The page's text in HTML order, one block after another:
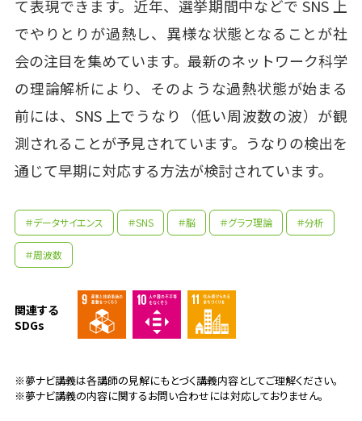
て表現できます。近年、選挙期間中などで SNS 上
でやりとりが過熱し、異様な状態となることが社
会の注目を集めています。最新のネットワーク科学
の理論解析により、そのような過熱状態が始まる
前には、SNS 上でうなり（低い周波数の波）が観
測されることが予見されています。うなりの検出を
通じて早期に対応する方法が検討されています。
＃データサイエンス ＃SNS ＃脳 ＃グラフ理論 ＃分析
＃周波数
関連する
SDGs
※夢ナビ講義は各講師の見解にもとづく講義内容としてご理解ください。
※夢ナビ講義の内容に関するお問い合わせには対応しておりません。